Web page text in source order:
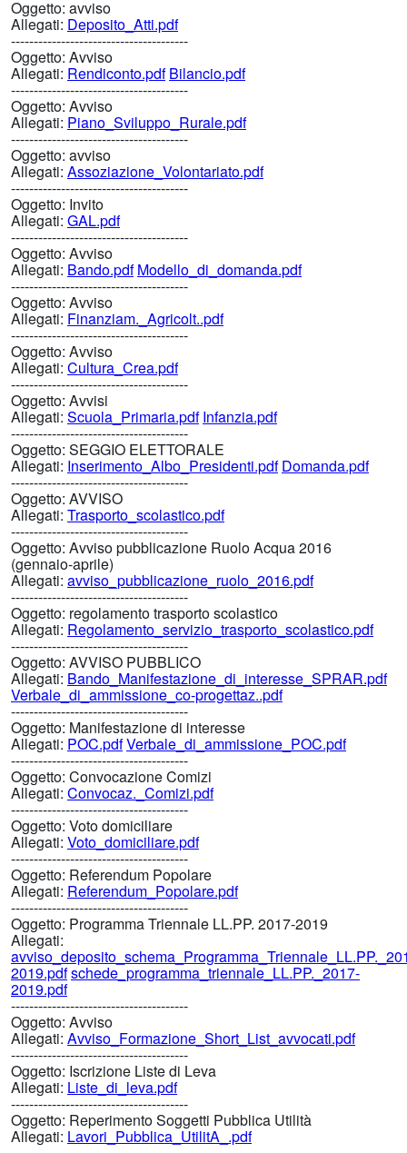
Oggetto: avviso
Allegati: Deposito_Atti.pdf
---------------------------------------
Oggetto: Avviso
Allegati: Rendiconto.pdf Bilancio.pdf
---------------------------------------
Oggetto: Avviso
Allegati: Piano_Sviluppo_Rurale.pdf
---------------------------------------
Oggetto: avviso
Allegati: Assoziazione_Volontariato.pdf
---------------------------------------
Oggetto: Invito
Allegati: GAL.pdf
---------------------------------------
Oggetto: Avviso
Allegati: Bando.pdf Modello_di_domanda.pdf
---------------------------------------
Oggetto: Avviso
Allegati: Finanziam._Agricolt..pdf
---------------------------------------
Oggetto: Avviso
Allegati: Cultura_Crea.pdf
---------------------------------------
Oggetto: Avvisi
Allegati: Scuola_Primaria.pdf Infanzia.pdf
---------------------------------------
Oggetto: SEGGIO ELETTORALE
Allegati: Inserimento_Albo_Presidenti.pdf Domanda.pdf
---------------------------------------
Oggetto: AVVISO
Allegati: Trasporto_scolastico.pdf
---------------------------------------
Oggetto: Avviso pubblicazione Ruolo Acqua 2016
(gennaio-aprile)
Allegati: avviso_pubblicazione_ruolo_2016.pdf
---------------------------------------
Oggetto: regolamento trasporto scolastico
Allegati: Regolamento_servizio_trasporto_scolastico.pdf
---------------------------------------
Oggetto: AVVISO PUBBLICO
Allegati: Bando_Manifestazione_di_interesse_SPRAR.pdf
Verbale_di_ammissione_co-progettaz..pdf
---------------------------------------
Oggetto: Manifestazione di interesse
Allegati: POC.pdfVerbale_di_ammissione_POC.pdf
---------------------------------------
Oggetto: Convocazione Comizi
Allegati: Convocaz._Comizi.pdf
---------------------------------------
Oggetto: Voto domiciliare
Allegati: Voto_domiciliare.pdf
---------------------------------------
Oggetto: Referendum Popolare
Allegati: Referendum_Popolare.pdf
---------------------------------------
Oggetto: Programma Triennale LL.PP. 2017-2019
Allegati:
2019.pdfschede_programma_triennale_LL.PP._2017-
2019.pdf
---------------------------------------
Oggetto: Avviso
Allegati: Avviso_Formazione_Short_List_avvocati.pdf
---------------------------------------
Oggetto: Iscrizione Liste di Leva
Allegati: Liste_di_leva.pdf
---------------------------------------
Oggetto: Reperimento Soggetti Pubblica Utilità
Allegati: Lavori_Pubblica_UtilitA_.pdf